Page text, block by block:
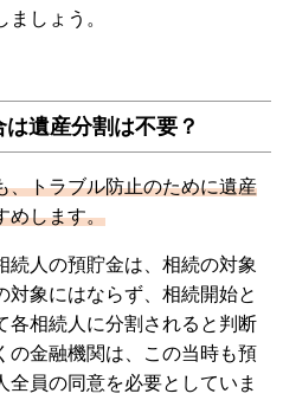
しょう。
遺産分割は不要？
、トラブル防止のために遺産
めします。
続人の預貯金は、相続の対象
対象にはならず、相続開始と
各相続人に分割されると判断
の金融機関は、この当時も預
員の同意を必要としていま